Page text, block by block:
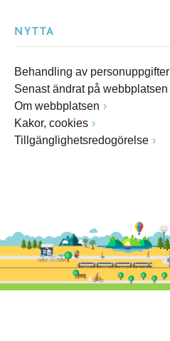
NYTTA
Behandling av personuppgifter
Senast ändrat på webbplatsen
Om webbplatsen
Kakor, cookies
Tillgänglighetsredogörelse